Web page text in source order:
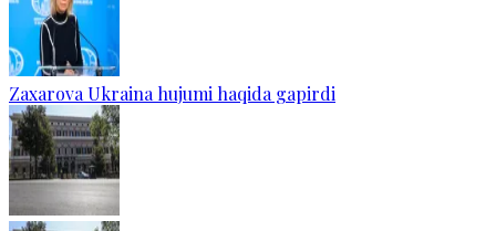
Zaxarova Ukraina hujumi haqida gapirdi